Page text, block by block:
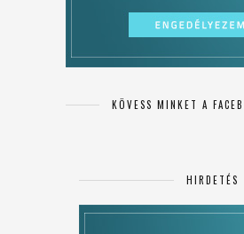
KÖVESS MINKET A
HIRDETÉS